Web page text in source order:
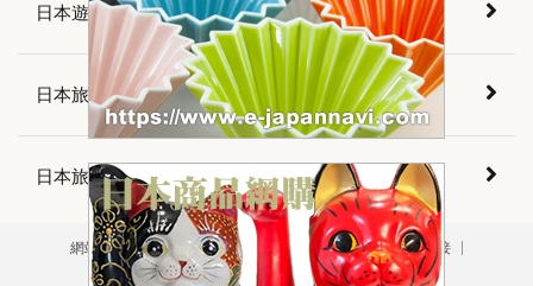
日本遊樂指南
日本旅遊須知
日本旅遊會話
網站導航 版權聲明 免責聲明 隱私政策
關於鏈接
用戶垂詢
廣告刊登
掲載について（日本語）